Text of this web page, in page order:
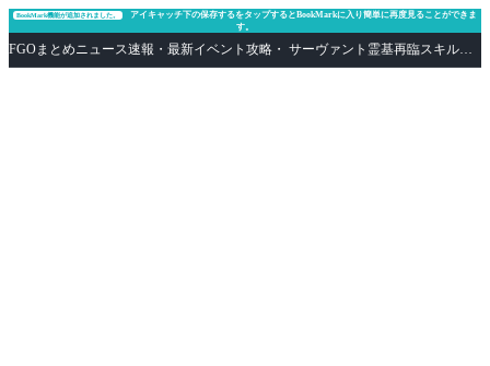
BookMark機能が追加されました。
アイキャッチ下の保存するをタップするとBookMarkに入り簡単に再度見ることができま
す。
FGOまとめニュース速報・最新イベント攻略・ サーヴァント霊基再臨スキル性能評価まとめ Fate/Grand Order